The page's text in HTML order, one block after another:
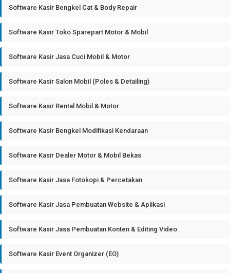
Software Kasir Bengkel Cat & Body Repair
Software Kasir Toko Sparepart Motor & Mobil
Software Kasir Jasa Cuci Mobil & Motor
Software Kasir Salon Mobil (Poles & Detailing)
Software Kasir Rental Mobil & Motor
Software Kasir Bengkel Modifikasi Kendaraan
Software Kasir Dealer Motor & Mobil Bekas
Software Kasir Jasa Fotokopi & Percetakan
Software Kasir Jasa Pembuatan Website & Aplikasi
Software Kasir Jasa Pembuatan Konten & Editing Video
Software Kasir Event Organizer (EO)